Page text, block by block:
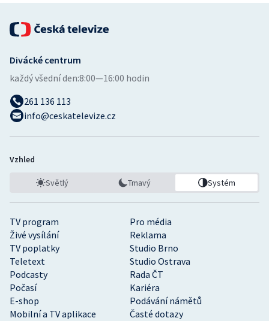
TV program
Pro média
Živé vysílání
Reklama
TV poplatky
Studio Brno
Teletext
Studio Ostrava
Podcasty
Rada ČT
Počasí
Kariéra
E-shop
Podávání námětů
Mobilní a TV aplikace
Časté dotazy
Divácké centrum
každý všední den:8:00—16:00 hodin
261 136 113
info@ceskatelevize.cz
Vzhled
Světlý Tmavý Systém